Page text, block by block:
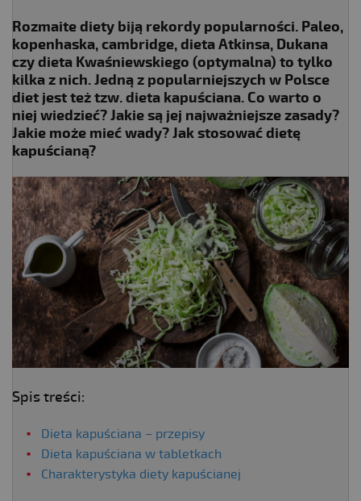
Rozmaite diety biją rekordy popularności. Paleo,
kopenhaska, cambridge, dieta Atkinsa, Dukana
czy dieta Kwaśniewskiego (optymalna) to tylko
kilka z nich. Jedną z popularniejszych w Polsce
diet jest też tzw. dieta kapuściana. Co warto o
niej wiedzieć? Jakie są jej najważniejsze zasady?
Jakie może mieć wady? Jak stosować dietę
kapuścianą?
Spis treści:
Dieta kapuściana – przepisy
Dieta kapuściana w tabletkach
Charakterystyka diety kapuścianej